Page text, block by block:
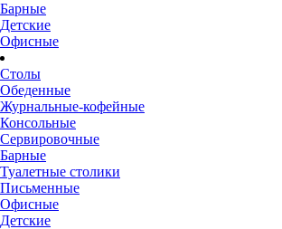
Барные
Детские
Офисные
Столы
Обеденные
Журнальные-кофейные
Консольные
Сервировочные
Барные
Туалетные столики
Письменные
Офисные
Детские